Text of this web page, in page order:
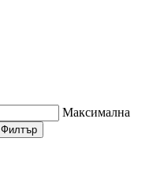
Максимална
Филтър